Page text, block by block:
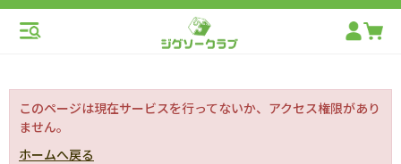
このページは現在サービスを行ってないか、アクセス権限があり
ません。
ホームへ戻る